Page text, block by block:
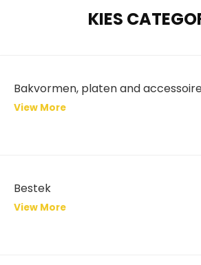
KIES
Bakvormen, platen and
View More
Bestek
View More